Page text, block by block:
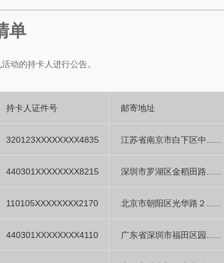
单
动的持卡人进行公告。
持卡人证件号 邮寄地址
320123XXXXXXXX4835 江苏省南京市白下区中......
440301XXXXXXXX8215 深圳市罗湖区金稻田路......
110105XXXXXXXX2170 北京市朝阳区光华路２......
440301XXXXXXXX4110 广东省深圳市福田区园......